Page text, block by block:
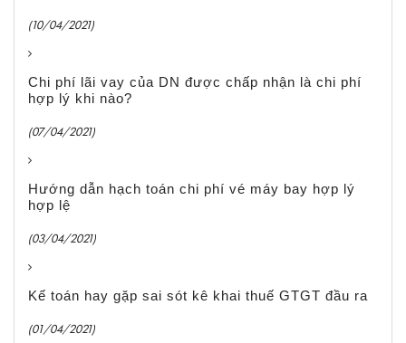
(10/04/2021)
Chi phí lãi vay của DN được chấp nhận là chi phí
hợp lý khi nào?
(07/04/2021)
Hướng dẫn hạch toán chi phí vé máy bay hợp lý
hợp lệ
(03/04/2021)
Kế toán hay gặp sai sót kê khai thuế GTGT đầu ra
(01/04/2021)